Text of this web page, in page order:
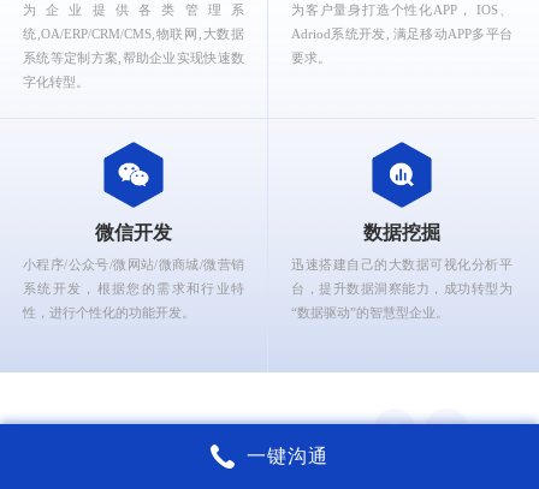
为企业提供各类管理系
统,OA/ERP/CRM/CMS,物联网,大数据
系统等定制方案,帮助企业实现快速数
字化转型。
为客户量身打造个性化APP， IOS、
Adriod系统开发, 满足移动APP多平台
要求。
微信开发
小程序/公众号/微网站/微商城/微营销
系统开发，根据您的需求和行业特
性，进行个性化的功能开发。
数据挖掘
迅速搭建自己的大数据可视化分析平
台，提升数据洞察能力，成功转型为
“数据驱动”的智慧型企业。
锐智互动核心能力
一键沟通